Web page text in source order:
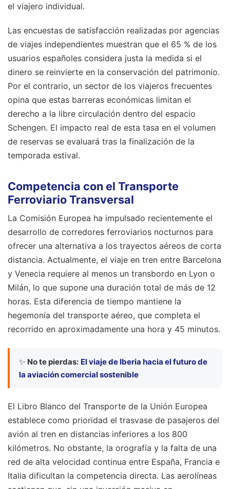
el viajero individual.
Las encuestas de satisfacción realizadas por agencias
de viajes independientes muestran que el 65 % de los
usuarios españoles considera justa la medida si el
dinero se reinvierte en la conservación del patrimonio.
Por el contrario, un sector de los viajeros frecuentes
opina que estas barreras económicas limitan el
derecho a la libre circulación dentro del espacio
Schengen. El impacto real de esta tasa en el volumen
de reservas se evaluará tras la finalización de la
temporada estival.
Competencia con el Transporte
Ferroviario Transversal
La Comisión Europea ha impulsado recientemente el
desarrollo de corredores ferroviarios nocturnos para
ofrecer una alternativa a los trayectos aéreos de corta
distancia. Actualmente, el viaje en tren entre Barcelona
y Venecia requiere al menos un transbordo en Lyon o
Milán, lo que supone una duración total de más de 12
horas. Esta diferencia de tiempo mantiene la
hegemonía del transporte aéreo, que completa el
recorrido en aproximadamente una hora y 45 minutos.
✨ No te pierdas: El viaje de Iberia hacia el futuro de
la aviación comercial sostenible
El Libro Blanco del Transporte de la Unión Europea
establece como prioridad el trasvase de pasajeros del
avión al tren en distancias inferiores a los 800
kilómetros. No obstante, la orografía y la falta de una
red de alta velocidad continua entre España, Francia e
Italia dificultan la competencia directa. Las aerolíneas